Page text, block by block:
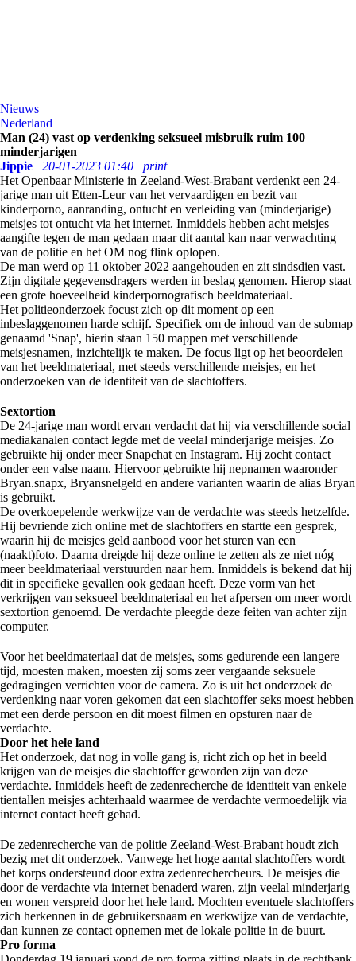
Nieuws
Nederland
Man (24) vast op verdenking seksueel misbruik ruim 100
minderjarigen
Jippie
20-01-2023 01:40
print
Het Openbaar Ministerie in Zeeland-West-Brabant verdenkt een 24-
jarige man uit Etten-Leur van het vervaardigen en bezit van
kinderporno, aanranding, ontucht en verleiding van (minderjarige)
meisjes tot ontucht via het internet. Inmiddels hebben acht meisjes
aangifte tegen de man gedaan maar dit aantal kan naar verwachting
van de politie en het OM nog flink oplopen.
De man werd op 11 oktober 2022 aangehouden en zit sindsdien vast.
Zijn digitale gegevensdragers werden in beslag genomen. Hierop staat
een grote hoeveelheid kinderpornografisch beeldmateriaal.
Het politieonderzoek focust zich op dit moment op een
inbeslaggenomen harde schijf. Specifiek om de inhoud van de submap
genaamd 'Snap', hierin staan 150 mappen met verschillende
meisjesnamen, inzichtelijk te maken. De focus ligt op het beoordelen
van het beeldmateriaal, met steeds verschillende meisjes, en het
onderzoeken van de identiteit van de slachtoffers.
Sextortion
De 24-jarige man wordt ervan verdacht dat hij via verschillende social
mediakanalen contact legde met de veelal minderjarige meisjes. Zo
gebruikte hij onder meer Snapchat en Instagram. Hij zocht contact
onder een valse naam. Hiervoor gebruikte hij nepnamen waaronder
Bryan.snapx, Bryansnelgeld en andere varianten waarin de alias Bryan
is gebruikt.
De overkoepelende werkwijze van de verdachte was steeds hetzelfde.
Hij bevriende zich online met de slachtoffers en startte een gesprek,
waarin hij de meisjes geld aanbood voor het sturen van een
(naakt)foto. Daarna dreigde hij deze online te zetten als ze niet nóg
meer beeldmateriaal verstuurden naar hem. Inmiddels is bekend dat hij
dit in specifieke gevallen ook gedaan heeft. Deze vorm van het
verkrijgen van seksueel beeldmateriaal en het afpersen om meer wordt
sextortion genoemd. De verdachte pleegde deze feiten van achter zijn
computer.
Voor het beeldmateriaal dat de meisjes, soms gedurende een langere
tijd, moesten maken, moesten zij soms zeer vergaande seksuele
gedragingen verrichten voor de camera. Zo is uit het onderzoek de
verdenking naar voren gekomen dat een slachtoffer seks moest hebben
met een derde persoon en dit moest filmen en opsturen naar de
verdachte.
Door het hele land
Het onderzoek, dat nog in volle gang is, richt zich op het in beeld
krijgen van de meisjes die slachtoffer geworden zijn van deze
verdachte. Inmiddels heeft de zedenrecherche de identiteit van enkele
tientallen meisjes achterhaald waarmee de verdachte vermoedelijk via
internet contact heeft gehad.
De zedenrecherche van de politie Zeeland-West-Brabant houdt zich
bezig met dit onderzoek. Vanwege het hoge aantal slachtoffers wordt
het korps ondersteund door extra zedenrechercheurs. De meisjes die
door de verdachte via internet benaderd waren, zijn veelal minderjarig
en wonen verspreid door het hele land. Mochten eventuele slachtoffers
zich herkennen in de gebruikersnaam en werkwijze van de verdachte,
dan kunnen ze contact opnemen met de lokale politie in de buurt.
Pro forma